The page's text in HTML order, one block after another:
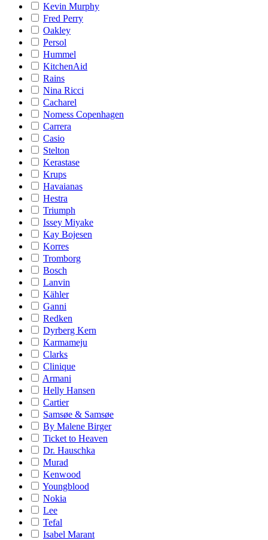
Kevin Murphy
Fred Perry
Oakley
Persol
Hummel
KitchenAid
Rains
Nina Ricci
Cacharel
Nomess Copenhagen
Carrera
Casio
Stelton
Kerastase
Krups
Havaianas
Hestra
Triumph
Issey Miyake
Kay Bojesen
Korres
Tromborg
Bosch
Lanvin
Kähler
Ganni
Redken
Dyrberg Kern
Karmameju
Clarks
Clinique
Armani
Helly Hansen
Cartier
Samsøe & Samsøe
By Malene Birger
Ticket to Heaven
Dr. Hauschka
Murad
Kenwood
Youngblood
Nokia
Lee
Tefal
Isabel Marant